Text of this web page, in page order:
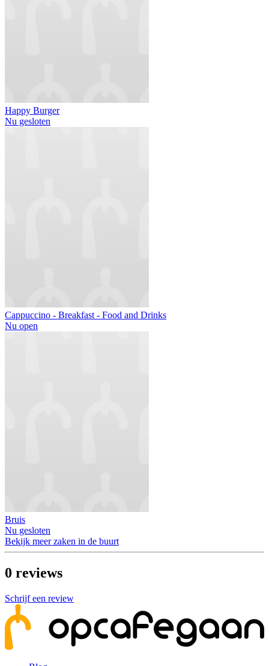
Happy Burger
Nu gesloten
Cappuccino - Breakfast - Food and Drinks
Nu open
Bruis
Nu gesloten
Bekijk meer zaken in de buurt
0 reviews
Schrijf een review